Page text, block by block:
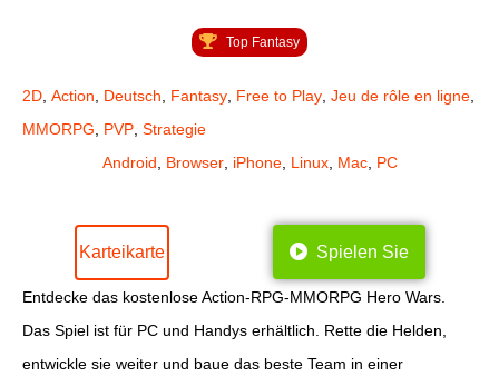
Top Fantasy
2D Action Deutsch Fantasy Free to Play Jeu de rôle en ligne
MMORPG
PVP Strategie
Android
Browser, iPhone, Linux, Mac, PC
Karteikarte Spielen Sie
Entdecke das kostenlose Action-RPG-MMORPG Hero Wars.
Das Spiel ist für PC und Handys erhältlich. Rette die Helden,
entwickle sie weiter und baue das beste Team in einer